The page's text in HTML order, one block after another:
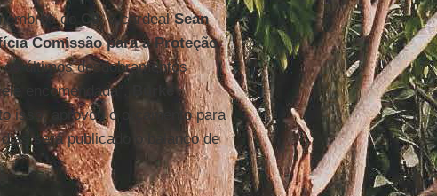
do C9: o cardealSean
Comissão para a Proteção
os últimos desdobramentos
encomendada”.
isso, aprovou o orçamento para
será publicado o balanço de